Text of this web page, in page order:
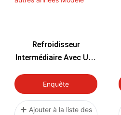
Refroidisseur
Intermédiaire Avec Une
Yamaha 2019+
GP1800R / 2020 + FX
SVHO / TOUT Autres
Enquête
Ajouter à la liste des